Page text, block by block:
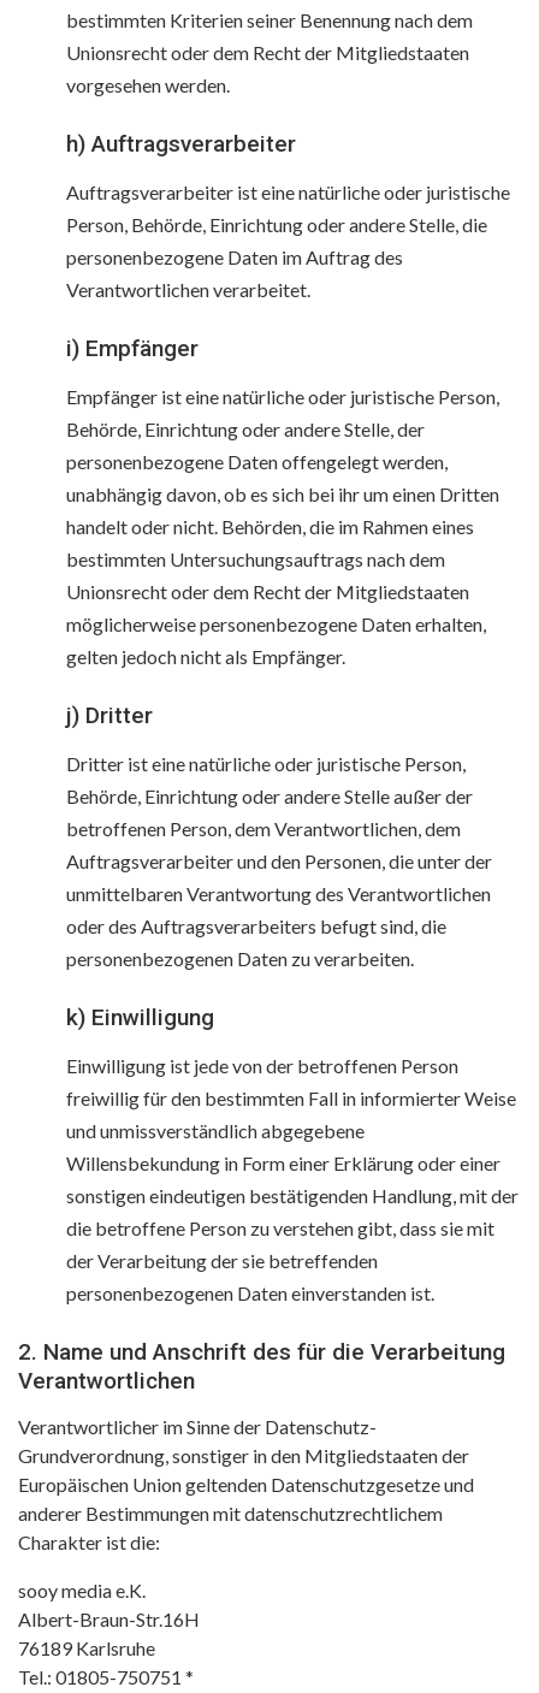
bestimmten Kriterien seiner Benennung nach dem
Unionsrecht oder dem Recht der Mitgliedstaaten
vorgesehen werden.
h) Auftragsverarbeiter
Auftragsverarbeiter ist eine natürliche oder juristische
Person, Behörde, Einrichtung oder andere Stelle, die
personenbezogene Daten im Auftrag des
Verantwortlichen verarbeitet.
i) Empfänger
Empfänger ist eine natürliche oder juristische Person,
Behörde, Einrichtung oder andere Stelle, der
personenbezogene Daten offengelegt werden,
unabhängig davon, ob es sich bei ihr um einen Dritten
handelt oder nicht. Behörden, die im Rahmen eines
bestimmten Untersuchungsauftrags nach dem
Unionsrecht oder dem Recht der Mitgliedstaaten
möglicherweise personenbezogene Daten erhalten,
gelten jedoch nicht als Empfänger.
j) Dritter
Dritter ist eine natürliche oder juristische Person,
Behörde, Einrichtung oder andere Stelle außer der
betroffenen Person, dem Verantwortlichen, dem
Auftragsverarbeiter und den Personen, die unter der
unmittelbaren Verantwortung des Verantwortlichen
oder des Auftragsverarbeiters befugt sind, die
personenbezogenen Daten zu verarbeiten.
k) Einwilligung
Einwilligung ist jede von der betroffenen Person
freiwillig für den bestimmten Fall in informierter Weise
und unmissverständlich abgegebene
Willensbekundung in Form einer Erklärung oder einer
sonstigen eindeutigen bestätigenden Handlung, mit der
die betroffene Person zu verstehen gibt, dass sie mit
der Verarbeitung der sie betreffenden
personenbezogenen Daten einverstanden ist.
2. Name und Anschrift des für die Verarbeitung
Verantwortlichen
Verantwortlicher im Sinne der Datenschutz-
Grundverordnung, sonstiger in den Mitgliedstaaten der
Europäischen Union geltenden Datenschutzgesetze und
anderer Bestimmungen mit datenschutzrechtlichem
Charakter ist die:
sooy media e.K.
Albert-Braun-Str.16H
76189 Karlsruhe
Tel.: 01805-750751 *